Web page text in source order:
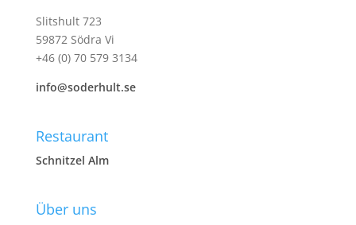
Slitshult 723
59872 Södra Vi
+46 (0) 70 579 3134
info@soderhult.se
Restaurant
Schnitzel Alm
Über uns